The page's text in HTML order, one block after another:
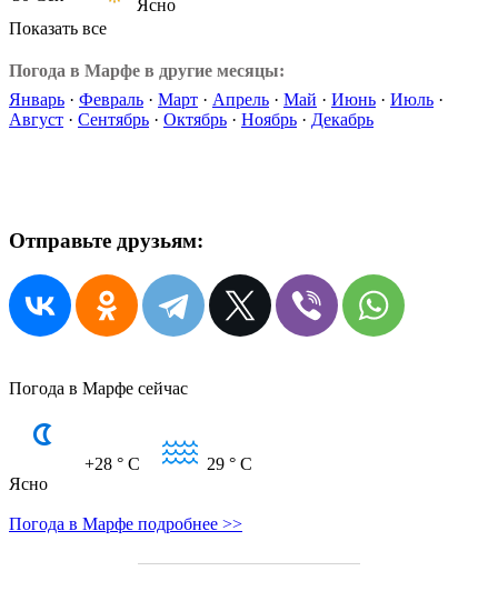
Ясно
Показать все
Погода в Марфе в другие месяцы:
Январь · Февраль · Март · Апрель · Май · Июнь · Июль ·
Август · Сентябрь · Октябрь · Ноябрь · Декабрь
Отправьте друзьям:
Погода в Марфе сейчас
+28 ° C 29 ° C
Ясно
Погода в Марфе подробнее >>